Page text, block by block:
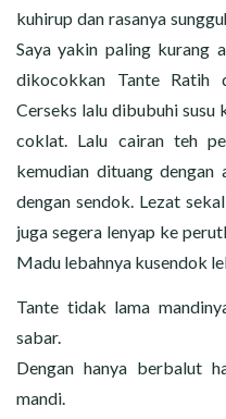
kuhirup dan rasanya
Saya yakin paling kurang
dikocokkan Tante Ratih
Cerseks lalu dibubuhi susu
coklat. Lalu cairan teh
kemudian dituang
dengan sendok. Lezat
juga segera lenyap ke
Madu lebahnya kusendok
Tante tidak lama
sabar.
Dengan hanya berbalut
mandi.